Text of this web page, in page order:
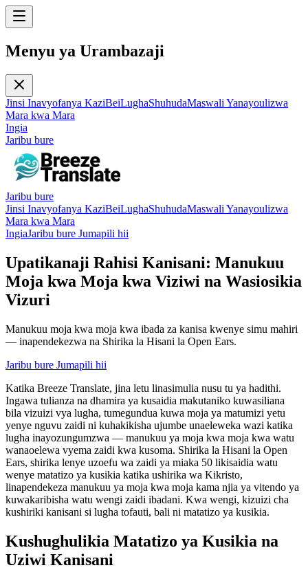
Menyu ya Urambazaji
Jinsi Inavyofanya KaziBeiLughaShuhudaMaswali Yanayoulizwa
Mara kwa Mara
Ingia
Jaribu bure
Jaribu bure
Jinsi Inavyofanya KaziBeiLughaShuhudaMaswali Yanayoulizwa
Mara kwa Mara
IngiaJaribu bure Jumapili hii
Upatikanaji Rahisi Kanisani: Manukuu
Moja kwa Moja kwa Viziwi na Wasiosikia
Vizuri
Manukuu moja kwa moja kwa ibada za kanisa kwenye simu mahiri
— inapendekezwa na Shirika la Hisani la Open Ears.
Jaribu bure Jumapili hii
Katika Breeze Translate, jina letu linasimulia nusu tu ya hadithi.
Ingawa tulianza na dhamira ya kusaidia makutaniko kuwasiliana
bila vizuizi vya lugha, tumegundua kuwa moja ya matumizi yetu
yenye nguvu zaidi ni kuhakikisha ujumbe unaeleweka wazi katika
lugha inayozungumzwa — manukuu ya moja kwa moja kwa watu
wanaoelewa vyema zaidi kwa kusoma. Shirika la Hisani la Open
Ears, shirika lenye uzoefu wa zaidi ya miaka 50 likisaidia watu
wenye matatizo ya kusikia katika ushirika wa Kikristo,
linapendekeza manukuu ya moja kwa moja kama njia ya vitendo ya
kuwakaribisha watu wengi zaidi ibadani. Kwa wengi, kizuizi cha
kushiriki kanisani si lugha tofauti, bali ni matatizo ya kusikia.
Kushughulikia Matatizo ya Kusikia na
Uziwi Kanisani